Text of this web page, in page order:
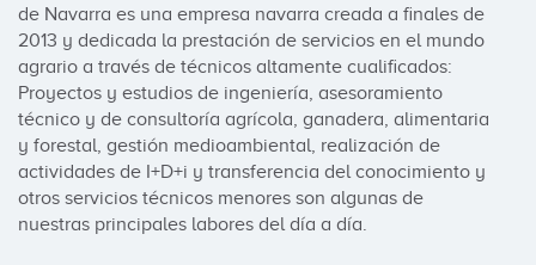
de Navarra es una empresa navarra creada a finales de
2013 y dedicada la prestación de servicios en el mundo
agrario a través de técnicos altamente cualificados:
Proyectos y estudios de ingeniería, asesoramiento
técnico y de consultoría agrícola, ganadera, alimentaria
y forestal, gestión medioambiental, realización de
actividades de I+D+i y transferencia del conocimiento y
otros servicios técnicos menores son algunas de
nuestras principales labores del día a día.